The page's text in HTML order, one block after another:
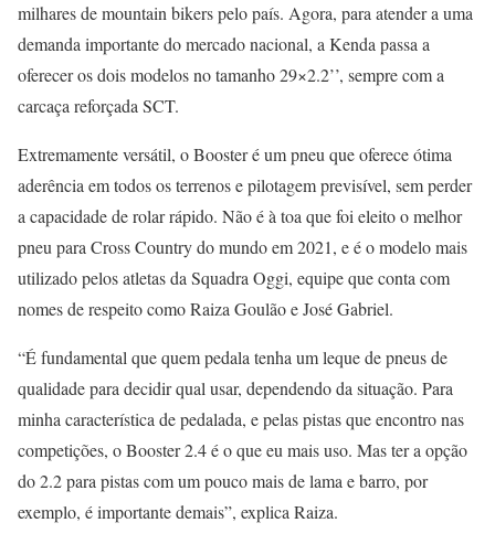
milhares de mountain bikers pelo país. Agora, para atender a uma
demanda importante do mercado nacional, a Kenda passa a
oferecer os dois modelos no tamanho 29×2.2’’, sempre com a
carcaça reforçada SCT.
Extremamente versátil, o Booster é um pneu que oferece ótima
aderência em todos os terrenos e pilotagem previsível, sem perder
a capacidade de rolar rápido. Não é à toa que foi eleito o melhor
pneu para Cross Country do mundo em 2021, e é o modelo mais
utilizado pelos atletas da Squadra Oggi, equipe que conta com
nomes de respeito como Raiza Goulão e José Gabriel.
“É fundamental que quem pedala tenha um leque de pneus de
qualidade para decidir qual usar, dependendo da situação. Para
minha característica de pedalada, e pelas pistas que encontro nas
competições, o Booster 2.4 é o que eu mais uso. Mas ter a opção
do 2.2 para pistas com um pouco mais de lama e barro, por
exemplo, é importante demais”, explica Raiza.